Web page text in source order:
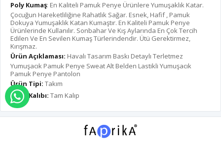
Poly Kumaş: En Kaliteli Pamuk Penye Ürünlere Yumuşaklık Katar.
Çocuğun Hareketliliğine Rahatlık Sağar. Esnek, Hafif , Pamuk
Dokuya Yumuşaklık Katan Kumaştır. En Kaliteli Pamuk Penye
Ürünlerinde Kullanılır. Sonbahar Ve Kış Aylarında En Çok Tercih
Edilen Ve En Sevilen Kumaş Türlerindendir. Ütü Gerektirmez,
Kırışmaz.
Ürün Açıklaması: Havalı Tasarım Baskı Detaylı Terletmez
Yumuşacık Pamuk Penye Sweat Alt Belden Lastikli Yumuşacık
Pamuk Penye Pantolon
Ürün Tipi: Takım
Ürün Kalıbı: Tam Kalıp
WHATSAPP İLE SİPARİŞ VER